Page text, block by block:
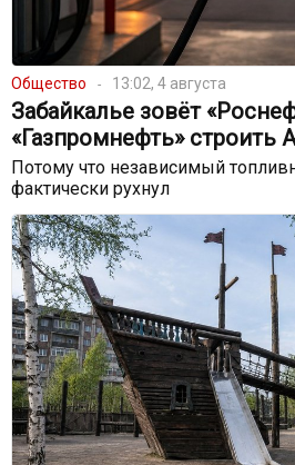
Общество 13:02, 4 августа
Забайкалье зовёт
«Газпромнефть» строить
Потому что независимый
фактически рухнул